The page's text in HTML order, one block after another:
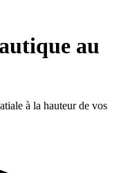
au
à la hauteur de vos